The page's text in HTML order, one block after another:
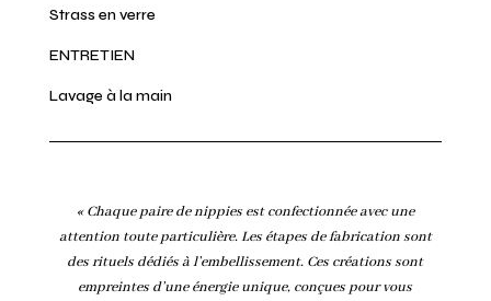
Strass en verre
ENTRETIEN
Lavage à la main
« Chaque paire de nippies est confectionnée avec une
attention toute particulière. Les étapes de fabrication sont
des rituels dédiés à l’embellissement. Ces créations sont
empreintes d’une énergie unique, conçues pour vous